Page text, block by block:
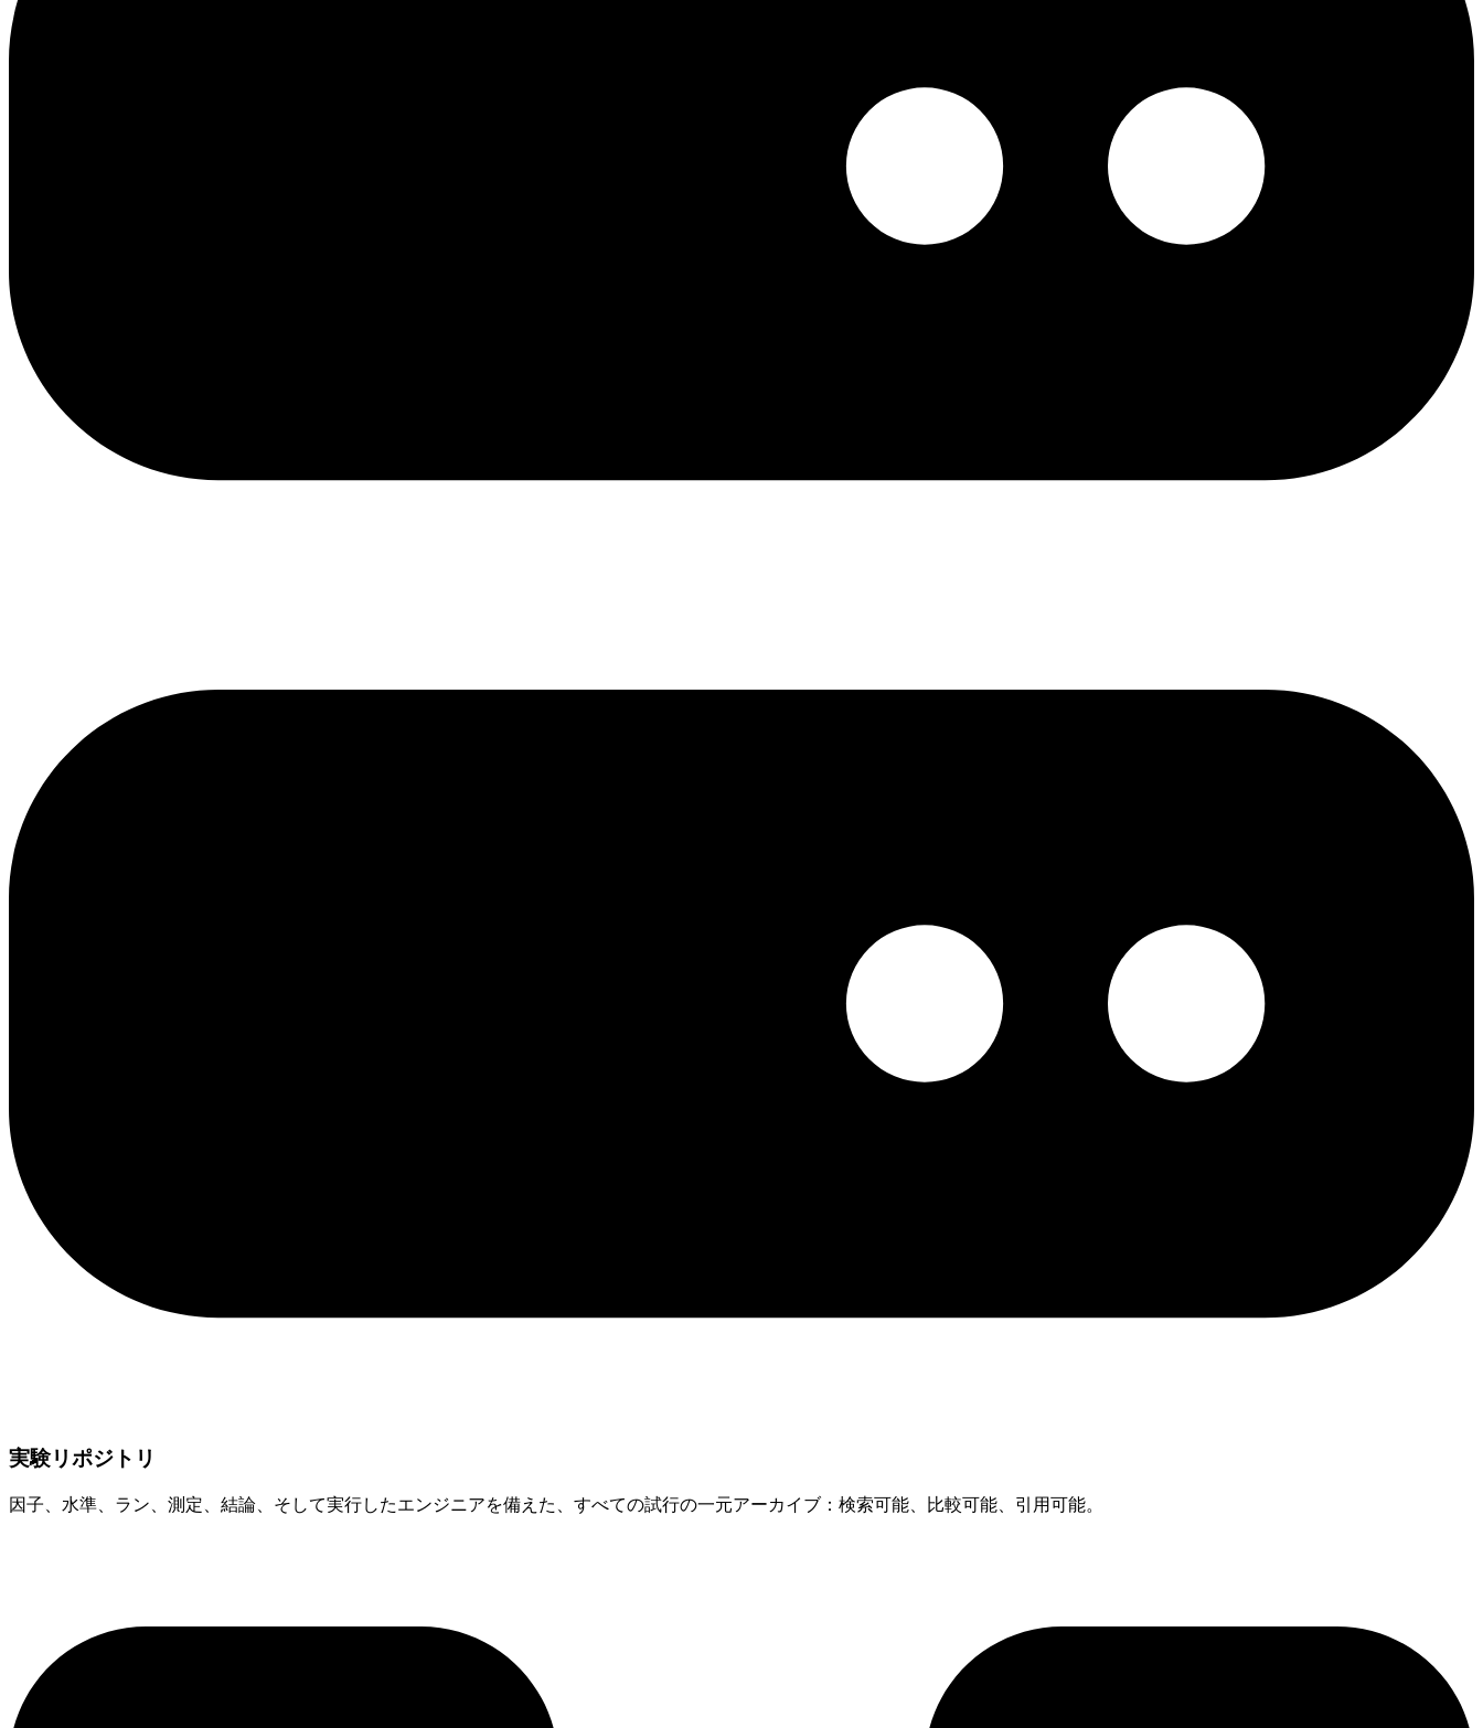
実験リポジトリ
因子、水準、ラン、測定、結論、そして実行したエンジニアを備えた、すべての試行の一元アーカイブ：検索可能、比較可能、引用可能。